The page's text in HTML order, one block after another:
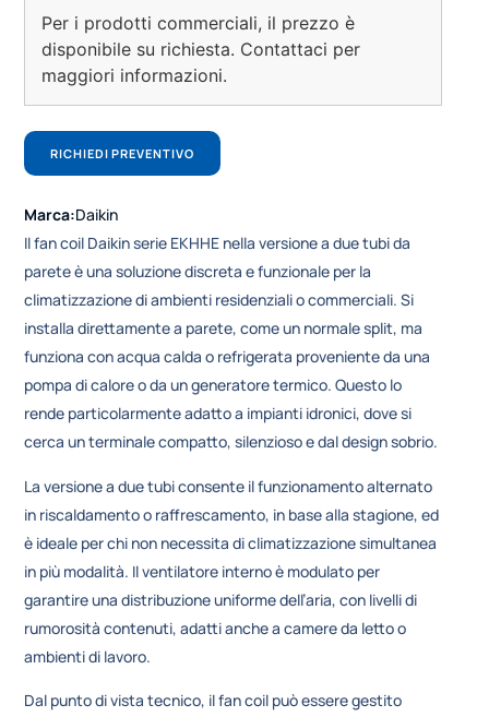
Per i prodotti commerciali, il prezzo è
disponibile su richiesta. Contattaci per
maggiori informazioni.
RICHIEDI PREVENTIVO
Marca:Daikin
Il fan coil Daikin serie EKHHE nella versione a due tubi da
parete è una soluzione discreta e funzionale per la
climatizzazione di ambienti residenziali o commerciali. Si
installa direttamente a parete, come un normale split, ma
funziona con acqua calda o refrigerata proveniente da una
pompa di calore o da un generatore termico. Questo lo
rende particolarmente adatto a impianti idronici, dove si
cerca un terminale compatto, silenzioso e dal design sobrio.
La versione a due tubi consente il funzionamento alternato
in riscaldamento o raffrescamento, in base alla stagione, ed
è ideale per chi non necessita di climatizzazione simultanea
in più modalità. Il ventilatore interno è modulato per
garantire una distribuzione uniforme dell’aria, con livelli di
rumorosità contenuti, adatti anche a camere da letto o
ambienti di lavoro.
Dal punto di vista tecnico, il fan coil può essere gestito